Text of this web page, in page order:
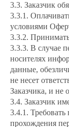
3.3. Заказчик
3.3.1.
условиями
3.3.2.
3.3.3. В случае
носителях
данные,
не несет
Заказчика, и не
3.4. Заказчик
3.4.1. Требовать
прохождения